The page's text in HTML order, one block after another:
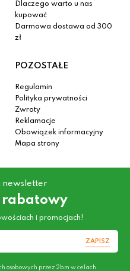
Dlaczego warto u nas
kupować
Darmowa dostawa od 300
zł
POZOSTAŁE
Regulamin
Polityka prywatności
Zwroty
Reklamacje
Obowiązek informacyjny
Mapa strony
newsletter
rabatowy
i promocjach!
ZAPISZ
osobowych przez 2bm w celach